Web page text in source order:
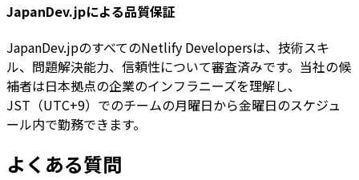
JapanDev.jpによる品質保証
JapanDev.jpのすべてのNetlify Developersは、技術スキ
ル、問題解決能力、信頼性について審査済みです。当社の候
補者は日本拠点の企業のインフラニーズを理解し、
JST（UTC+9）でのチームの月曜日から金曜日のスケジュ
ール内で勤務できます。
よくある質問